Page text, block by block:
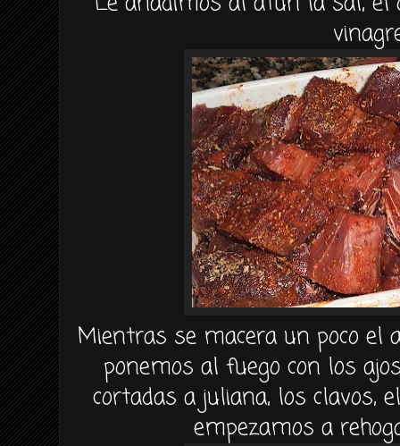
Mientras se macera un poco el
ponemos al fuego con los
cortadas a juliana, losclavos,
empezamos a